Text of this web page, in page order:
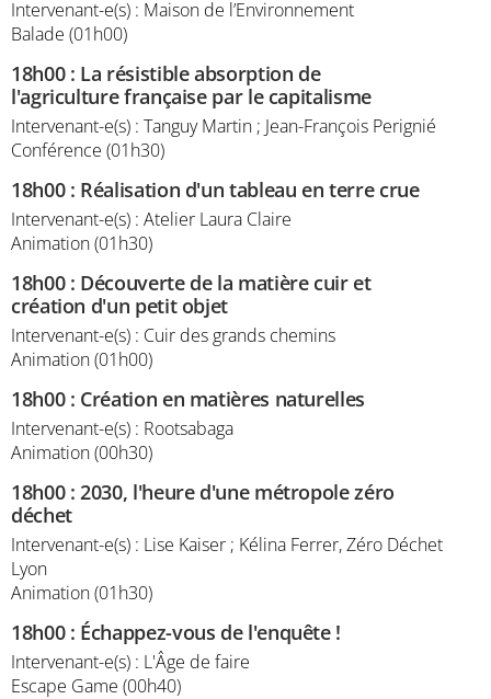
Intervenant-e(s) : Maison de l’Environnement
Balade (01h00)
18h00: La résistible absorption de
l'agriculture française par le capitalisme
Intervenant-e(s) : Tanguy Martin ; Jean-François Perignié
Conférence (01h30)
18h00: Réalisation d'un tableau en terre crue
Intervenant-e(s) : Atelier Laura Claire
Animation (01h30)
18h00: Découverte de la matière cuir et
création d'un petit objet
Intervenant-e(s) : Cuir des grands chemins
Animation (01h00)
18h00: Création en matières naturelles
Intervenant-e(s) : Rootsabaga
Animation (00h30)
18h00:2030, l'heure d'une métropole zéro
déchet
Intervenant-e(s) : Lise Kaiser ; Kélina Ferrer, Zéro Déchet
Lyon
Animation (01h30)
18h00: Échappez-vous de l'enquête !
Intervenant-e(s) : L'Âge de faire
Escape Game (00h40)